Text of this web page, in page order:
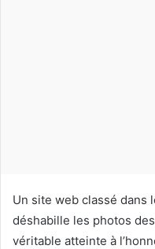
e
l
Un site web classé dans
déshabille les photos
véritable atteinte à